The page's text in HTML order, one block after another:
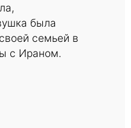
была
семьей в
с Ираном.